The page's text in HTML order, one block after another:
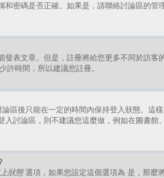
密碼是否正確。如果是，請聯絡討論區的管
表文章。但是，註冊將給您更多不同於訪客
許時間，所以建議您註冊。
區後只能在一定的時間內保持登入狀態。這
討論區，則不建議您這麼做，例如在圖書館
狀態選項，如果您設定這個選項為 是 ，那麼